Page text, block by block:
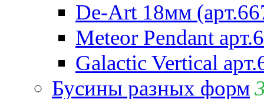
De-Art 18мм
Meteor Pendant
Galactic Vertical
Бусины разных форм